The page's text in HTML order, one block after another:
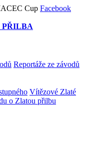
Cup Facebook
Reportáže ze závodů
Vítězové Zlaté
o Zlatou přilbu